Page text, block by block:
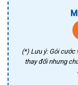
(*) Lưu ý: Gói cước
thay đổi nhưng